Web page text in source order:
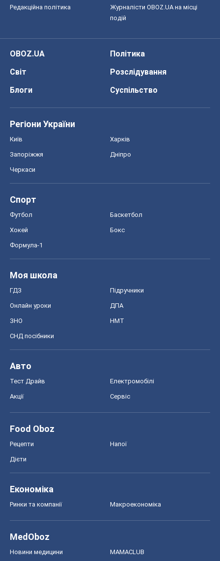
Редакційна політика
Журналісти OBOZ.UA на місці
подій
OBOZ.UA
Політика
Світ
Розслідування
Блоги
Суспільство
Регіони України
Київ Харків
Запоріжжя Дніпро
Черкаси
Спорт
Футбол Баскетбол
Хокей Бокс
Формула-1
Моя школа
ГДЗ Підручники
Онлайн уроки ДПА
ЗНО НМТ
СНД посібники
Авто
Тест Драйв Електромобілі
Акції Сервіс
Food Oboz
Рецепти Напої
Дієти
Економіка
Ринки та компанії Макроекономіка
MedOboz
Новини медицини MAMACLUB